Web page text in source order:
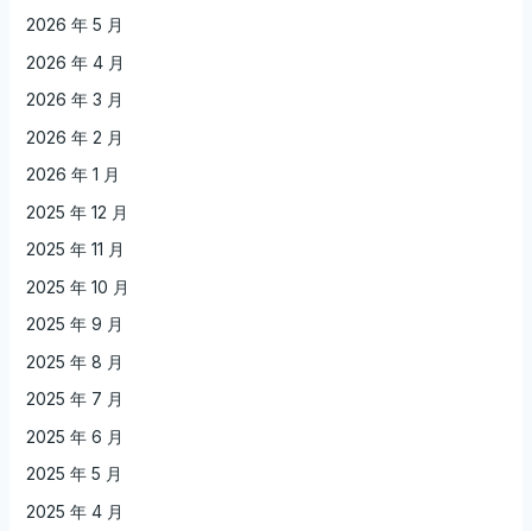
2026 年 5 月
2026 年 4 月
2026 年 3 月
2026 年 2 月
2026 年 1 月
2025 年 12 月
2025 年 11 月
2025 年 10 月
2025 年 9 月
2025 年 8 月
2025 年 7 月
2025 年 6 月
2025 年 5 月
2025 年 4 月